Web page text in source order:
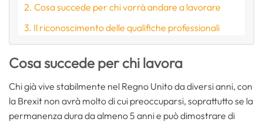
Cosa succede per chi vorrà andare a lavorare
Il riconoscimento delle qualifiche professionali
Cosa succede per chi lavora
Chi già vive stabilmente nel Regno Unito da diversi anni, con
la Brexit non avrà molto di cui preoccuparsi, soprattutto se la
permanenza dura da almeno 5 anni e può dimostrare di